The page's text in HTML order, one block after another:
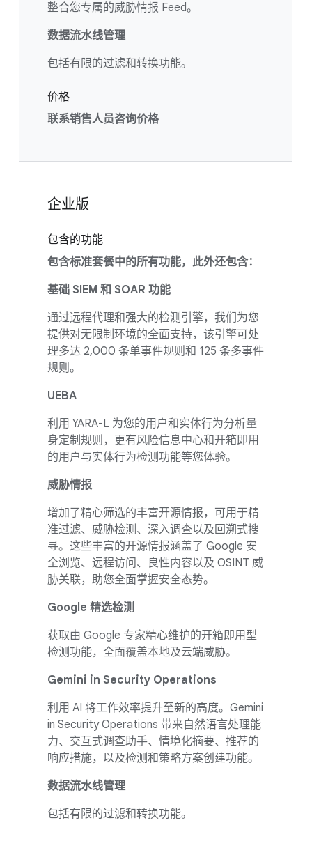
整合您专属的威胁情报 Feed。
数据流水线管理
包括有限的过滤和转换功能。
价格
联系销售人员咨询价格
企业版
包含的功能
包含标准套餐中的所有功能，此外还包含：
基础 SIEM 和 SOAR 功能
通过远程代理和强大的检测引擎，我们为您
提供对无限制环境的全面支持，该引擎可处
理多达 2,000 条单事件规则和 125 条多事件
规则。
UEBA
利用 YARA-L 为您的用户和实体行为分析量
身定制规则，更有风险信息中心和开箱即用
的用户与实体行为检测功能等您体验。
威胁情报
增加了精心筛选的丰富开源情报，可用于精
准过滤、威胁检测、深入调查以及回溯式搜
寻。这些丰富的开源情报涵盖了 Google 安
全浏览、远程访问、良性内容以及 OSINT 威
胁关联，助您全面掌握安全态势。
Google 精选检测
获取由 Google 专家精心维护的开箱即用型
检测功能，全面覆盖本地及云端威胁。
Gemini in Security Operations
利用 AI 将工作效率提升至新的高度。Gemini
in Security Operations 带来自然语言处理能
力、交互式调查助手、情境化摘要、推荐的
响应措施，以及检测和策略方案创建功能。
数据流水线管理
包括有限的过滤和转换功能。